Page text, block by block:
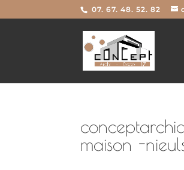
07. 67. 48. 52. 82
maison -